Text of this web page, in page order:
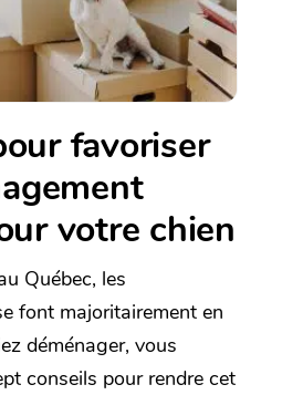
favoriser
votre chien
Québec, les
font majoritairement en
déménager, vous
conseils pour rendre cet